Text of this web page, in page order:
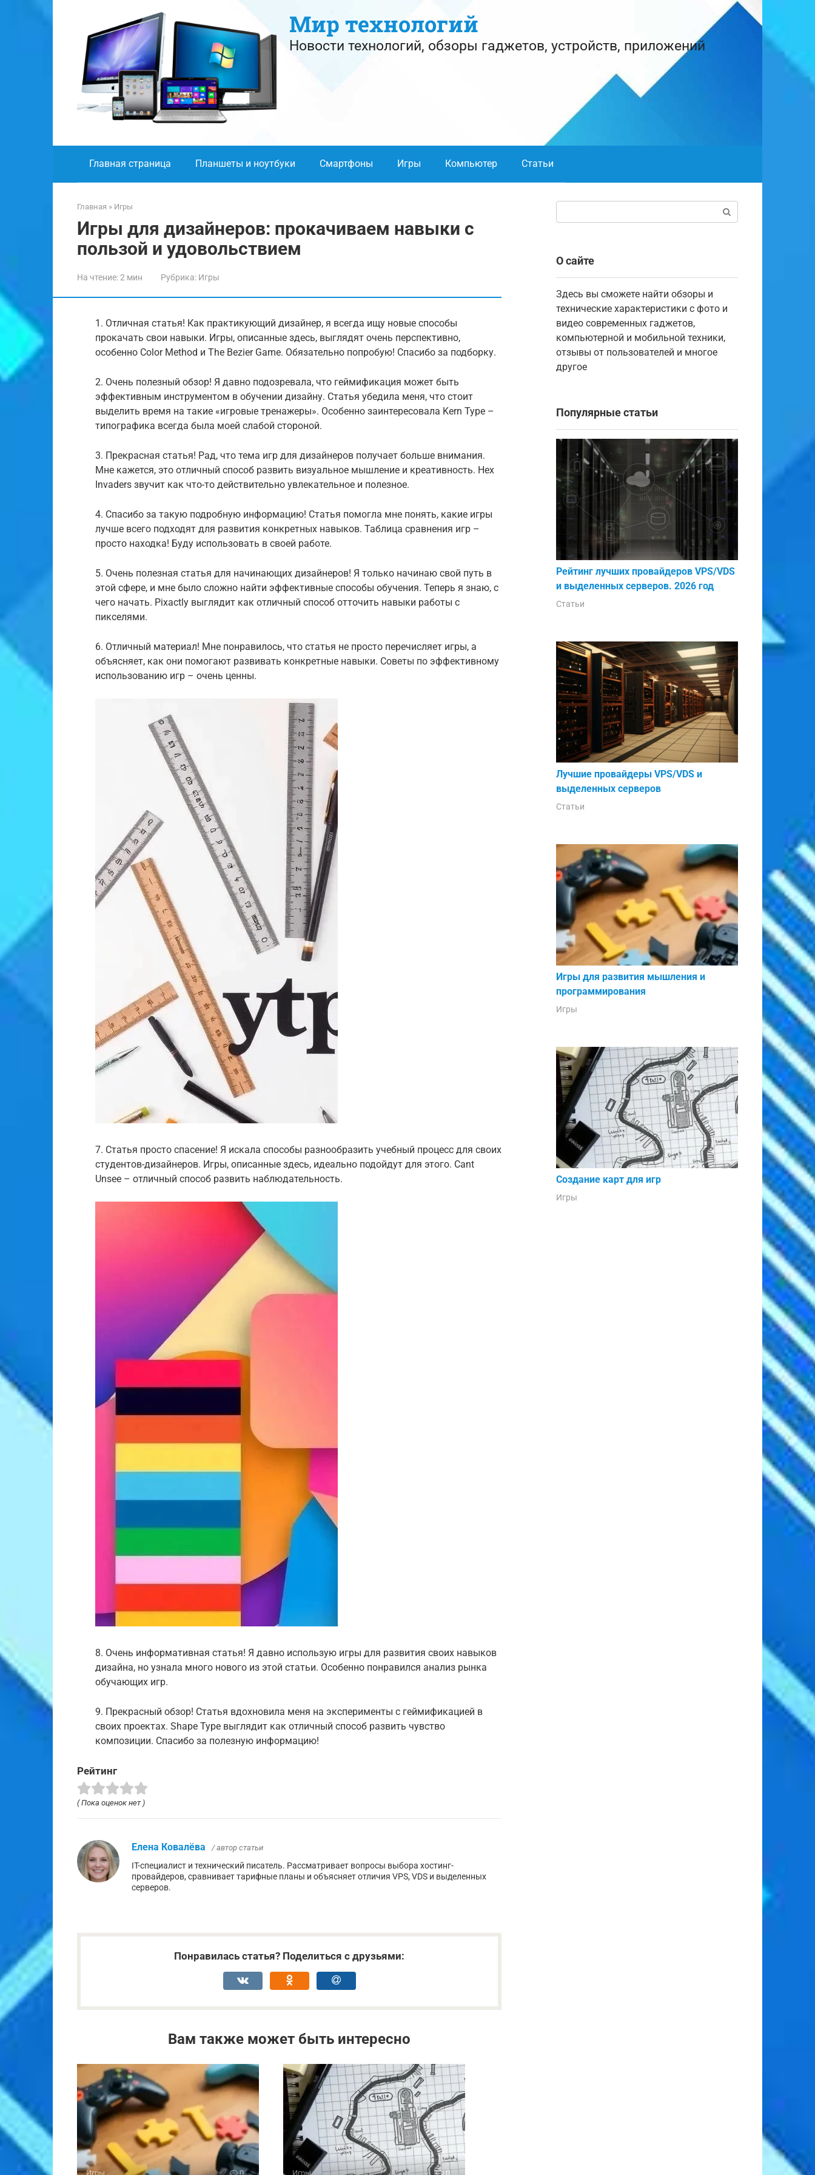
Мир технологий
Новости технологий, обзоры гаджетов, устройств, приложений
Главная страница Планшеты и ноутбуки Смартфоны Игры Компьютер Статьи
Главная » Игры
Игры для дизайнеров: прокачиваем навыки с
пользой и удовольствием
На чтение:2 мин Рубрика: Игры
1. Отличная статья! Как практикующий дизайнер, я всегда ищу новые способы
прокачать свои навыки. Игры, описанные здесь, выглядят очень перспективно,
особенно Color Method и The Bezier Game. Обязательно попробую! Спасибо за подборку.
2. Очень полезный обзор! Я давно подозревала, что геймификация может быть
эффективным инструментом в обучении дизайну. Статья убедила меня, что стоит
выделить время на такие «игровые тренажеры». Особенно заинтересовала Kern Type –
типографика всегда была моей слабой стороной.
3. Прекрасная статья! Рад, что тема игр для дизайнеров получает больше внимания.
Мне кажется, это отличный способ развить визуальное мышление и креативность. Hex
Invaders звучит как что-то действительно увлекательное и полезное.
4. Спасибо за такую подробную информацию! Статья помогла мне понять, какие игры
лучше всего подходят для развития конкретных навыков. Таблица сравнения игр –
просто находка! Буду использовать в своей работе.
5. Очень полезная статья для начинающих дизайнеров! Я только начинаю свой путь в
этой сфере, и мне было сложно найти эффективные способы обучения. Теперь я знаю, с
чего начать. Pixactly выглядит как отличный способ отточить навыки работы с
пикселями.
6. Отличный материал! Мне понравилось, что статья не просто перечисляет игры, а
объясняет, как они помогают развивать конкретные навыки. Советы по эффективному
использованию игр – очень ценны.
7. Статья просто спасение! Я искала способы разнообразить учебный процесс для своих
студентов-дизайнеров. Игры, описанные здесь, идеально подойдут для этого. Cant
Unsee – отличный способ развить наблюдательность.
8. Очень информативная статья! Я давно использую игры для развития своих навыков
дизайна, но узнала много нового из этой статьи. Особенно понравился анализ рынка
обучающих игр.
9. Прекрасный обзор! Статья вдохновила меня на эксперименты с геймификацией в
своих проектах. Shape Type выглядит как отличный способ развить чувство
композиции. Спасибо за полезную информацию!
Рейтинг
( Пока оценок нет )
Елена Ковалёва / автор статьи
IT-специалист и технический писатель. Рассматривает вопросы выбора хостинг-
провайдеров, сравнивает тарифные планы и объясняет отличия VPS, VDS и выделенных
серверов.
Понравилась статья? Поделиться с друзьями:
Вам также может быть интересно
Игры 0 Игры 0
О сайте
Здесь вы сможете найти обзоры и
технические характеристики с фото и
видео современных гаджетов,
компьютерной и мобильной техники,
отзывы от пользователей и многое
другое
Популярные статьи
Рейтинг лучших провайдеров VPS/VDS
и выделенных серверов. 2026 год
Статьи
Лучшие провайдеры VPS/VDS и
выделенных серверов
Статьи
Игры для развития мышления и
программирования
Игры
Создание карт для игр
Игры